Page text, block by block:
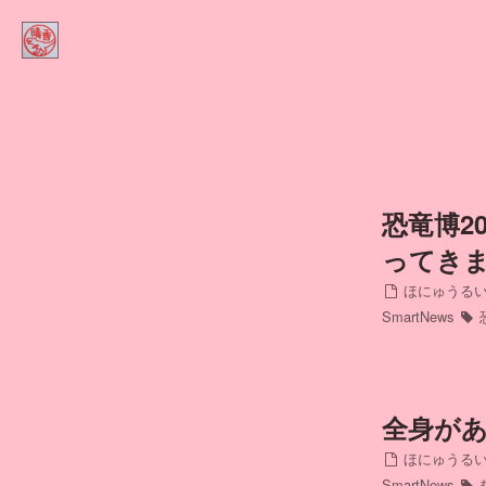
Home
恐竜博
ってき
ほにゅうる
SmartNews
全身が
ほにゅうる